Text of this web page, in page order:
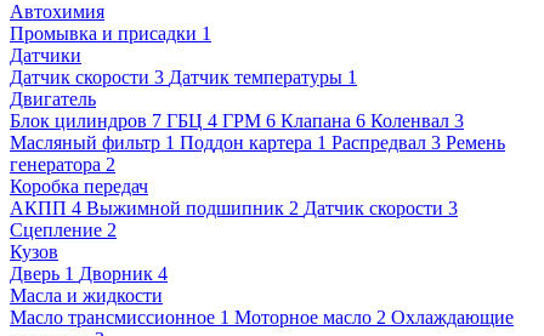
Автохимия
Промывка и присадки 1
Датчики
Датчик скорости 3 Датчик температуры 1
Двигатель
Блок цилиндров 7 ГБЦ 4 ГРМ 6 Клапана 6 Коленвал 3
Масляный фильтр 1 Поддон картера 1 Распредвал 3 Ремень
генератора 2
Коробка передач
АКПП 4 Выжимной подшипник 2 Датчик скорости 3
Сцепление 2
Кузов
Дверь 1 Дворник 4
Масла и жидкости
Масло трансмиссионное 1 Моторное масло 2 Охлаждающие